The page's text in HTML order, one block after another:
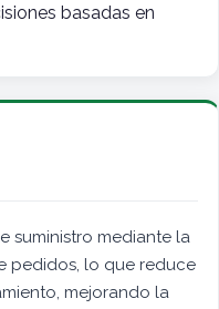
basadas en
suministro mediante la
pedidos, lo que reduce
mejorando la